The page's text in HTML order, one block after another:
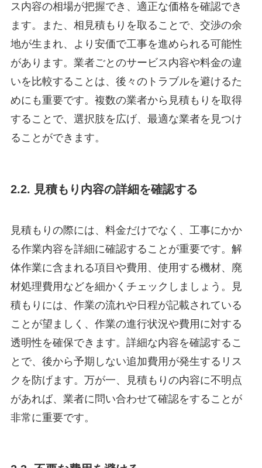
ス内容の相場が把握でき、適正な価格を確認でき
ます。また、相見積もりを取ることで、交渉の余
地が生まれ、より安価で工事を進められる可能性
があります。業者ごとのサービス内容や料金の違
いを比較することは、後々のトラブルを避けるた
めにも重要です。複数の業者から見積もりを取得
することで、選択肢を広げ、最適な業者を見つけ
ることができます。
2.2. 見積もり内容の詳細を確認する
見積もりの際には、料金だけでなく、工事にかか
る作業内容を詳細に確認することが重要です。解
体作業に含まれる項目や費用、使用する機材、廃
材処理費用などを細かくチェックしましょう。見
積もりには、作業の流れや日程が記載されている
ことが望ましく、作業の進行状況や費用に対する
透明性を確保できます。詳細な内容を確認するこ
とで、後から予期しない追加費用が発生するリス
クを防げます。万が一、見積もりの内容に不明点
があれば、業者に問い合わせて確認をすることが
非常に重要です。